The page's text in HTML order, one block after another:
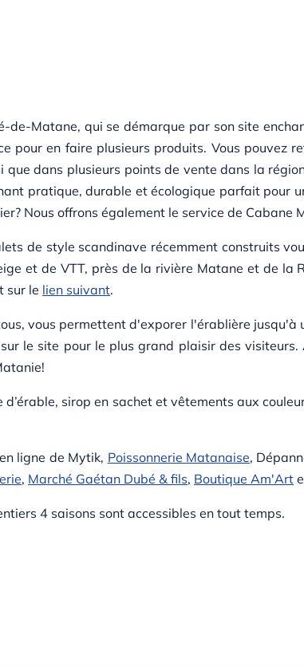
de-Matane, qui se démarque par son site
pour en faire plusieurs produits. Vous pouvez
dans plusieurs points de vente dans la
pratique, durable et écologique parfait pour
Nous offrons également le service de Cabane
de style scandinave récemment construits
et de VTT, près de la rivière Matane et de la
sur le lien suivant.
vous permettent d'exporer l'érablière
le site pour le plus grand plaisir des
d’érable, sirop en sachet et vêtements aux
ligne de Mytik, Poissonnerie Matanaise,
, Marché Gaétan Dubé & fils, Boutique Am'Art
4 saisons sont accessibles en tout temps.